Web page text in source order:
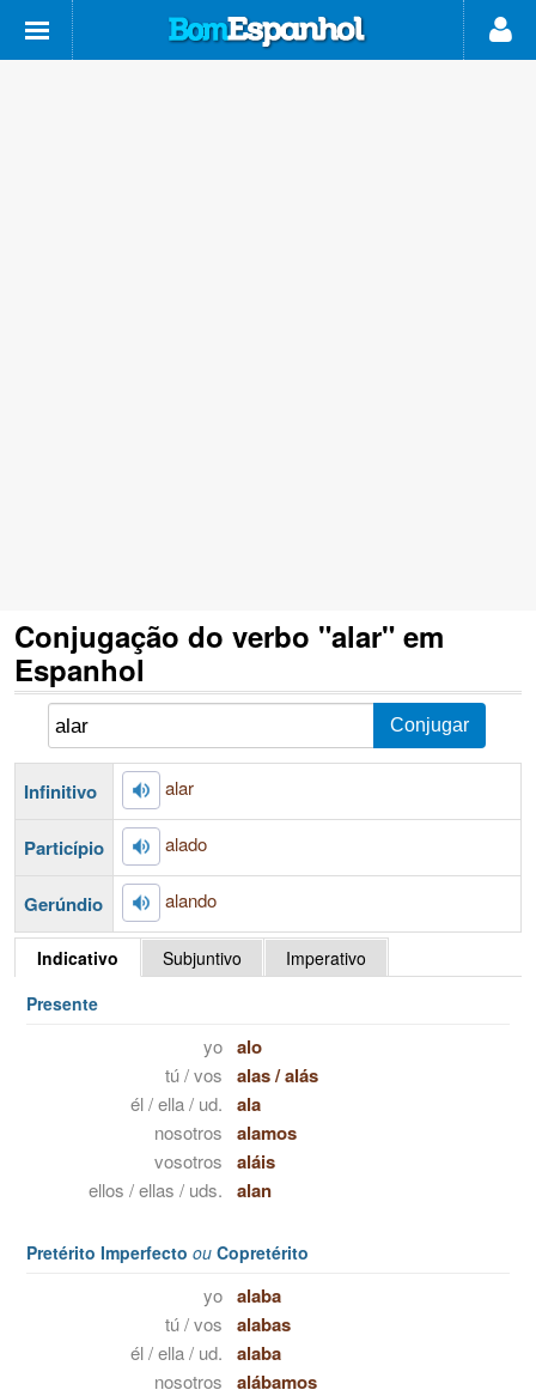
Conjugação do verbo "alar" em
Espanhol
Infinitivo alar
Particípio alado
Gerúndio alando
Indicativo Subjuntivo
Imperativo
Presente
yo alo
tú / vos alas/alás
él / ella / ud. ala
nosotros alamos
vosotros aláis
ellos / ellas / uds. alan
Pretérito Imperfecto ou Copretérito
yo alaba
tú / vos alabas
él / ella / ud. alaba
nosotros alábamos